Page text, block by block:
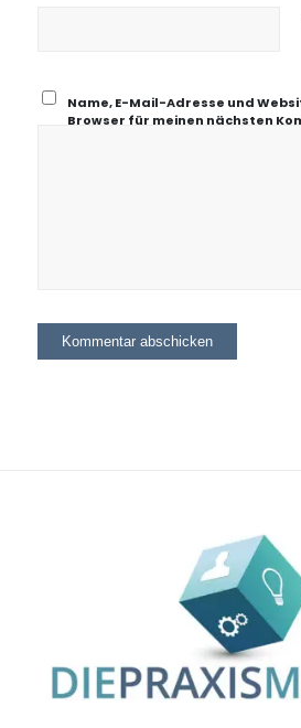
Name, E-Mail-Adresse und
Browser für meinen nächsten